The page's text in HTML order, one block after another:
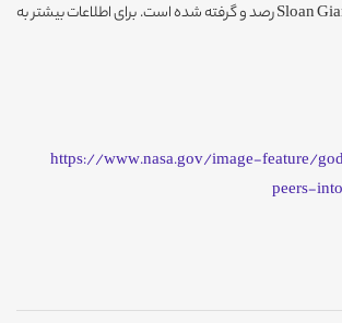
بخشی از برنامۀ Sloan Giant Arcs رصد و گرفته شده است. برای اطلاعات بیشتر به
https://www.nasa.gov/image-feature/
peers-